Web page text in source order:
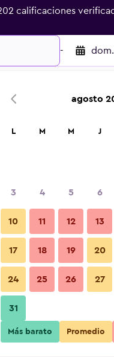
calificaciones
-
Oferta más barata
Proveedor Total
$67
$79
agosto
L M M J
3 4 5 6
10 11 12 13
17 18 19 20
24 25 26 27
31
Más barato Promedio